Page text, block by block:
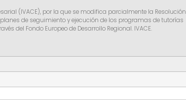
(IVACE), por la que se modifica parcialmente la Resolución
de seguimiento y ejecución de los programas de tutorías
del Fondo Europeo de Desarrollo Regional. IVACE.